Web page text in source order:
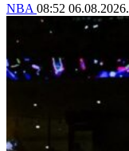
NBA 08:52 06.08.2026.